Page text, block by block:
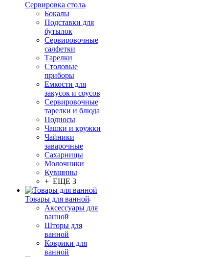
Сервировка стола
Бокалы
Подставки для
бутылок
Сервировочные
салфетки
Тарелки
Столовые
приборы
Емкости для
закусок и соусов
Сервировочные
тарелки и блюда
Подносы
Чашки и кружки
Чайники
заварочные
Сахарницы
Молочники
Кувшины
+ ЕЩЕ 3
Товары для ванной
Аксессуары для
ванной
Шторы для
ванной
Коврики для
ванной